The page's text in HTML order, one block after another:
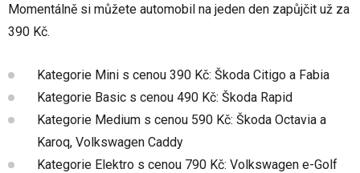
Momentálně si můžete automobil na jeden den zapůjčit už za
390 Kč.
Kategorie Mini s cenou 390 Kč: Škoda Citigo a Fabia
Kategorie Basic s cenou 490 Kč: Škoda Rapid
Kategorie Medium s cenou 590 Kč: Škoda Octavia a
Karoq, Volkswagen Caddy
Kategorie Elektro s cenou 790 Kč: Volkswagen e-Golf